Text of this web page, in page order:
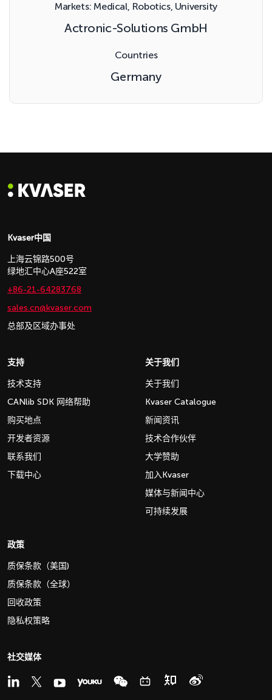
Markets: Medical, Robotics, University
Actronic-Solutions GmbH
Countries
Germany
Kvaser中国
上海云锦路500号
绿地汇中心A座522室
+86-21-64283768
sales.cn@kvaser.com
总部及区域办事处
支持
技术支持
CANlib SDK 网络帮助
购买地点
开发者资源
联系我们
下载中心
关于我们
关于我们
Kvaser Catalogue
新闻资讯
技术合作伙伴
大学赞助
加入Kvaser
媒体与新闻中心
可持续发展
政策
质保条款（美国)
质保条款（全球）
回收政策
隐私权策略
社交媒体